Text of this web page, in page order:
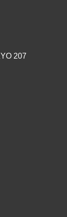
207